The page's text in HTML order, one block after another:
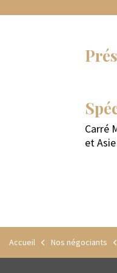
Carré
et
Accueil Nos négociants